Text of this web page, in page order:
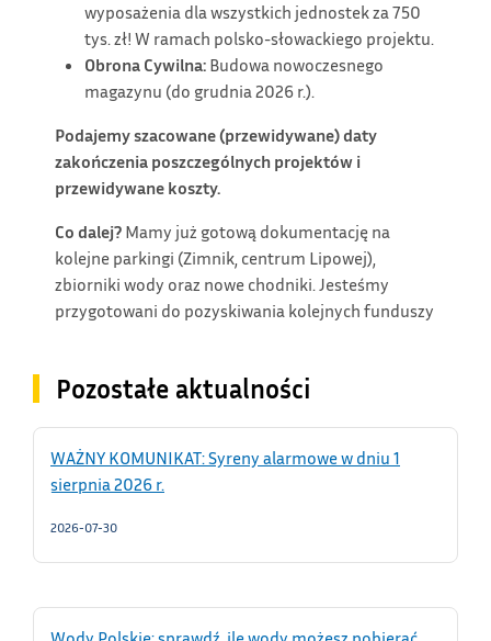
wyposażenia dla wszystkich jednostek za 750
tys. zł! W ramach polsko-słowackiego projektu.
Obrona Cywilna: Budowa nowoczesnego
magazynu (do grudnia 2026 r.).
Podajemy szacowane (przewidywane) daty
zakończenia poszczególnych projektów i
przewidywane koszty.
Co dalej? Mamy już gotową dokumentację na
kolejne parkingi (Zimnik, centrum Lipowej),
zbiorniki wody oraz nowe chodniki. Jesteśmy
przygotowani do pozyskiwania kolejnych funduszy
Pozostałe aktualności
WAŻNY KOMUNIKAT: Syreny alarmowe w dniu 1
sierpnia 2026 r.
2026-07-30